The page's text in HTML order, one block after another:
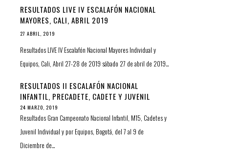
RESULTADOS LIVE IV ESCALAFÓN NACIONAL
MAYORES, CALI, ABRIL 2019
27 ABRIL, 2019
Resultados LIVE IV Escalafón Nacional Mayores Individual y
Equipos, Cali, Abril 27-28 de 2019 sábado 27 de abril de 2019…
RESULTADOS II ESCALAFÓN NACIONAL
INFANTIL, PRECADETE, CADETE Y JUVENIL
24 MARZO, 2019
Resultados Gran Campeonato Nacional Infantil, M15, Cadetes y
Juvenil Individual y por Equipos, Bogotá, del 7 al 9 de
Diciembre de…